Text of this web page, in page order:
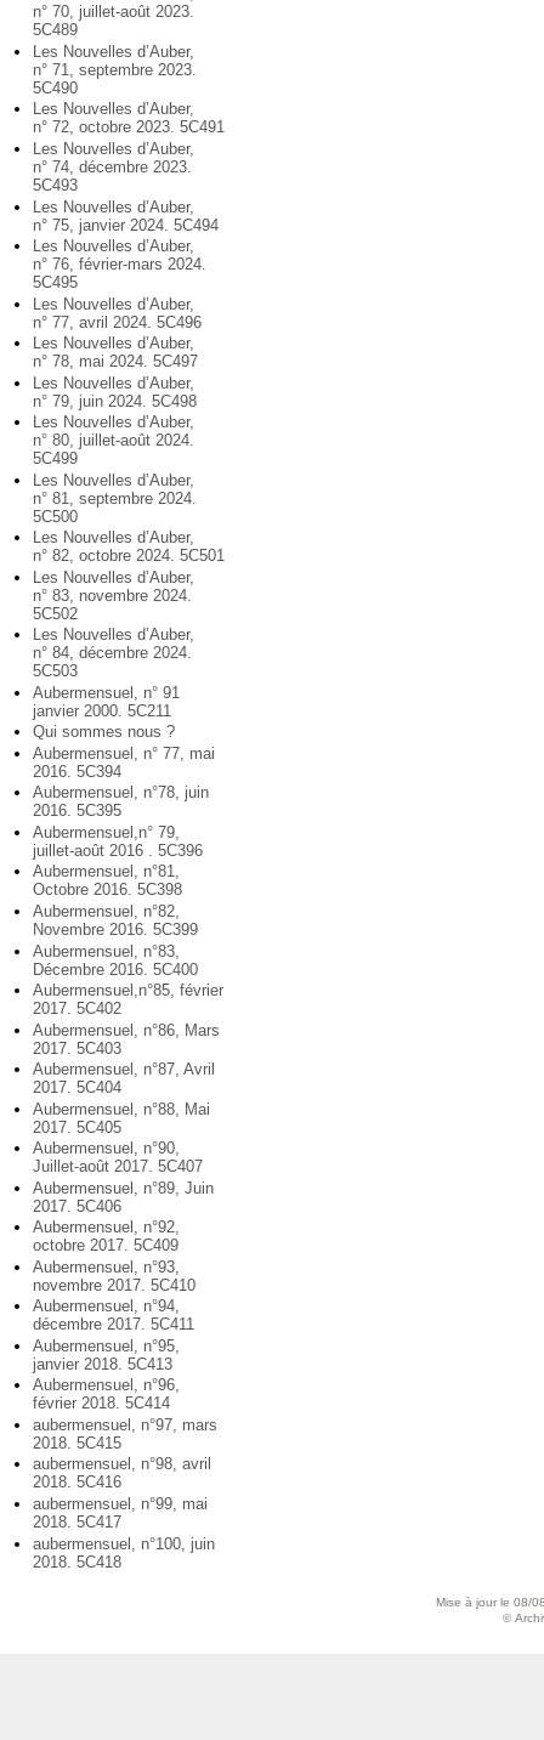
n° 70, juillet-août 2023.
5C489
Les Nouvelles d’Auber,
n° 71, septembre 2023.
5C490
Les Nouvelles d’Auber,
n° 72, octobre 2023. 5C491
Les Nouvelles d’Auber,
n° 74, décembre 2023.
5C493
Les Nouvelles d’Auber,
n° 75, janvier 2024. 5C494
Les Nouvelles d’Auber,
n° 76, février-mars 2024.
5C495
Les Nouvelles d’Auber,
n° 77, avril 2024. 5C496
Les Nouvelles d’Auber,
n° 78, mai 2024. 5C497
Les Nouvelles d’Auber,
n° 79, juin 2024. 5C498
Les Nouvelles d’Auber,
n° 80, juillet-août 2024.
5C499
Les Nouvelles d’Auber,
n° 81, septembre 2024.
5C500
Les Nouvelles d’Auber,
n° 82, octobre 2024. 5C501
Les Nouvelles d’Auber,
n° 83, novembre 2024.
5C502
Les Nouvelles d’Auber,
n° 84, décembre 2024.
5C503
Aubermensuel, n° 91
janvier 2000. 5C211
Qui sommes nous ?
Aubermensuel, n° 77, mai
2016. 5C394
Aubermensuel, n°78, juin
2016. 5C395
Aubermensuel,n° 79,
juillet-août 2016 . 5C396
Aubermensuel, n°81,
Octobre 2016. 5C398
Aubermensuel, n°82,
Novembre 2016. 5C399
Aubermensuel, n°83,
Décembre 2016. 5C400
Aubermensuel,n°85, février
2017. 5C402
Aubermensuel, n°86, Mars
2017. 5C403
Aubermensuel, n°87, Avril
2017. 5C404
Aubermensuel, n°88, Mai
2017. 5C405
Aubermensuel, n°90,
Juillet-août 2017. 5C407
Aubermensuel, n°89, Juin
2017. 5C406
Aubermensuel, n°92,
octobre 2017. 5C409
Aubermensuel, n°93,
novembre 2017. 5C410
Aubermensuel, n°94,
décembre 2017. 5C411
Aubermensuel, n°95,
janvier 2018. 5C413
Aubermensuel, n°96,
février 2018. 5C414
aubermensuel, n°97, mars
2018. 5C415
aubermensuel, n°98, avril
2018. 5C416
aubermensuel, n°99, mai
2018. 5C417
aubermensuel, n°100, juin
2018. 5C418
Mise à jour le 08/
©